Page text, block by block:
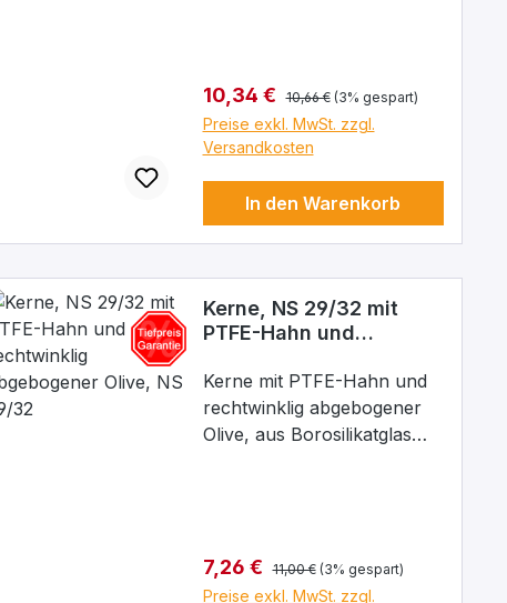
Verkaufspreis:
10,34 € Regulärer Preis:
10,66 € (3% gespart)
Preise exkl. MwSt. zzgl.
Versandkosten
In den Warenkorb
Kerne, NS 29/32 mit
PTFE-Hahn und
abgebogener Olive, NS
29/32
Kerne mit PTFE-Hahn und
rechtwinklig abgebogener
Olive, aus Borosilikatglas
Verkaufspreis:
7,26 € Regulärer Preis:
11,00 € (3% gespart)
Preise exkl. MwSt. zzgl.